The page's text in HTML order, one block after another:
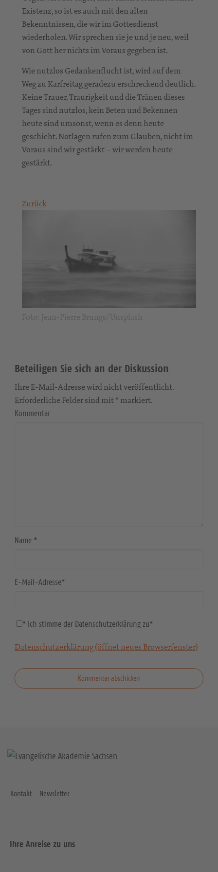
Existenz, so ist es auch mit den alten
Bekenntnissen, die wir im Gottesdienst
wiederholen. Wir sprechen sie je und je neu, weil
von Gott her nichts im Voraus gegeben ist.
Wie nutzlos Gedankenflucht ist, wird auf dem
Weg zu Karfreitag geradezu erschreckend deutlich.
Keine Trauer, Traurigkeit und die Tränen dieses
Tages sind nutzlos, kein Beten und Bekennen
heute sind umsonst, wenn es denn heute
geschieht. Notlagen rufen zum Glauben, nicht im
Voraus sind wir gestärkt – wir werden heute
gestärkt.
Zurück
Beteiligen Sie sich an der Diskussion
Ihre E-Mail-Adresse wird nicht veröffentlicht.
Erforderliche Felder sind mit * markiert.
Kommentar
Name *
E-Mail-Adresse*
* Ich stimme der Datenschutzerklärung zu*
Datenschutzerklärung (öffnet neues Browserfenster)
Kontakt Newsletter
Ihre Anreise zu uns